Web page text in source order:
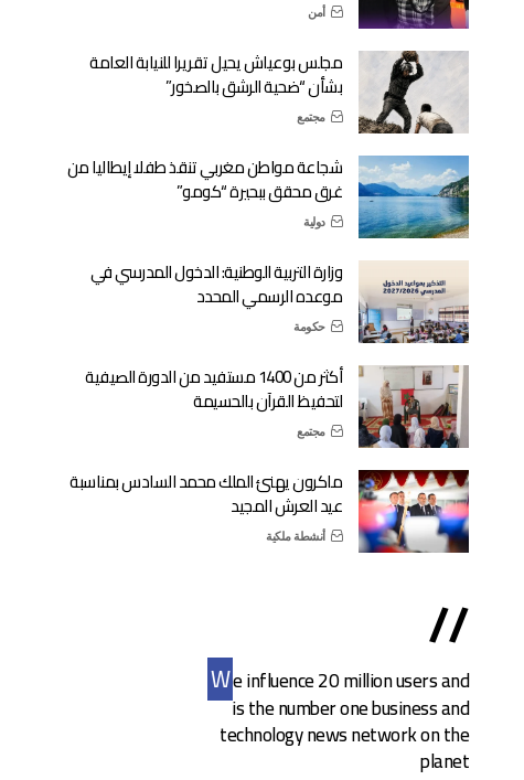
أمن
مجلس بوعياش يحيل تقريرا للنيابة العامة
بشأن “ضحية الرشق بالصخور”
مجتمع
شجاعة مواطن مغربي تنقذ طفلا إيطاليا من
غرق محقق ببحيرة “كومو”
دولية
وزارة التربية الوطنية: الدخول المدرسي في
موعده الرسمي المحدد
حكومة
أكثر من 1400 مستفيد من الدورة الصيفية
لتحفيظ القرآن بالحسيمة
مجتمع
ماكرون يهنئ الملك محمد السادس بمناسبة
عيد العرش المجيد
أنشطة ملكية
//
We influence 20 million users and
is the number one business and
technology news network on the
planet